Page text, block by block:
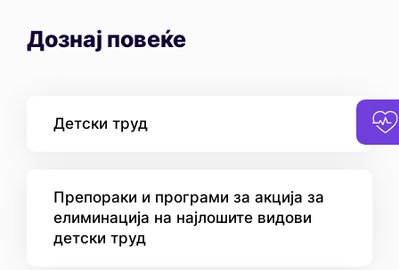
Дознај повеќе
Детски труд
Препораки и програми за акција за
елиминација на најлошите видови
детски труд